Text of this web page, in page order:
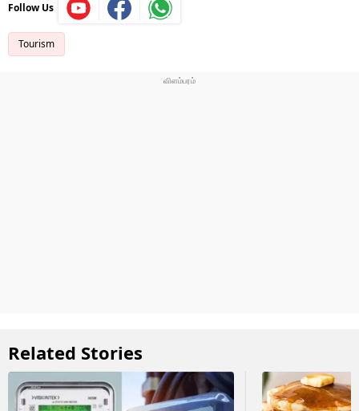
Follow Us
Tourism
Related Stories